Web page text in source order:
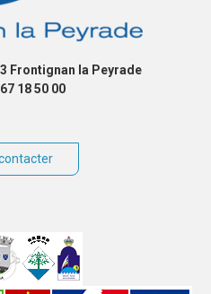
Frontignan la Peyrade
18 50 00